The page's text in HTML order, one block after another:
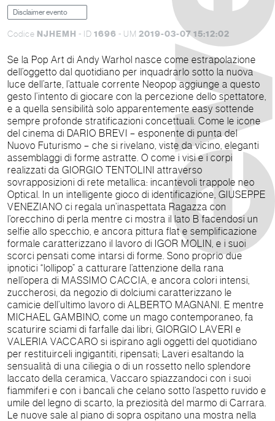
Disclaimer evento
Codice NJHEMH - ID 1696 - UM 2019-03-07 15:12:02
Se la Pop Art di Andy Warhol nasce come estrapolazione
dell’oggetto dal quotidiano per inquadrarlo sotto la nuova
luce dell’arte, l’attuale corrente Neopop aggiunge a questo
gesto l’intento di giocare con la percezione dello spettatore,
e a quella sensibilità solo apparentemente easy sottende
sempre profonde stratificazioni concettuali. Come le icone
del cinema di DARIO BREVI – esponente di punta del
Nuovo Futurismo – che si rivelano, viste da vicino, eleganti
assemblaggi di forme astratte. O come i visi e i corpi
realizzati da GIORGIO TENTOLINI attraverso
sovrapposizioni di rete metallica: incantevoli trappole neo
Optical. In un intelligente gioco di identificazione, GIUSEPPE
VENEZIANO ci regala un’inaspettata Ragazza con
l’orecchino di perla mentre ci mostra il lato B facendosi un
selfie allo specchio, e ancora pittura flat e semplificazione
formale caratterizzano il lavoro di IGOR MOLIN, e i suoi
scorci pensati come intarsi di forme. Sono proprio due
ipnotici “lollipop” a catturare l’attenzione della rana
nell’opera di MASSIMO CACCIA, e ancora colori intensi,
zuccherosi, da negozio di dolciumi caratterizzano le
camicie dell’ultimo lavoro di ALBERTO MAGNANI. E mentre
MICHAEL GAMBINO, come un mago contemporaneo, fa
scaturire sciami di farfalle dai libri, GIORGIO LAVERI e
VALERIA VACCARO si ispirano agli oggetti del quotidiano
per restituirceli ingigantiti, ripensati; Laveri esaltando la
sensualità di una ciliegia o di un rossetto nello splendore
laccato della ceramica, Vaccaro spiazzandoci con i suoi
fiammiferi e con i bancali che celano sotto l’aspetto ruvido e
umile del legno di scarto, la preziosità del marmo di Carrara.
Le nuove sale al piano di sopra ospitano una mostra nella